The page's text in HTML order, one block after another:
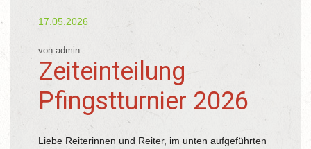
17.05.2026
von admin
Zeiteinteilung
Pfingstturnier 2026
Liebe Reiterinnen und Reiter, im unten aufgeführten